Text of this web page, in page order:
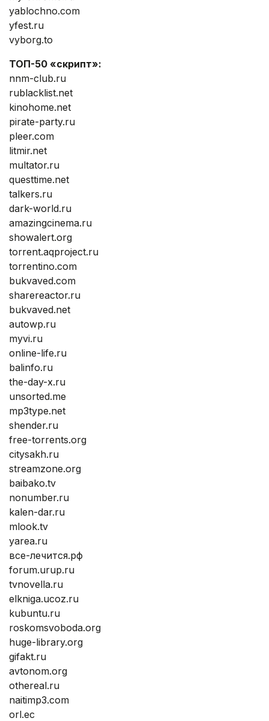
yablochno.com
yfest.ru
vyborg.to
ТОП-50 «скрипт»:
nnm-club.ru
rublacklist.net
kinohome.net
pirate-party.ru
pleer.com
litmir.net
multator.ru
questtime.net
talkers.ru
dark-world.ru
amazingcinema.ru
showalert.org
torrent.aqproject.ru
torrentino.com
bukvaved.com
sharereactor.ru
bukvaved.net
autowp.ru
myvi.ru
online-life.ru
balinfo.ru
the-day-x.ru
unsorted.me
mp3type.net
shender.ru
free-torrents.org
citysakh.ru
streamzone.org
baibako.tv
nonumber.ru
kalen-dar.ru
mlook.tv
yarea.ru
все-лечится.рф
forum.urup.ru
tvnovella.ru
elkniga.ucoz.ru
kubuntu.ru
roskomsvoboda.org
huge-library.org
gifakt.ru
avtonom.org
othereal.ru
naitimp3.com
orl.ec